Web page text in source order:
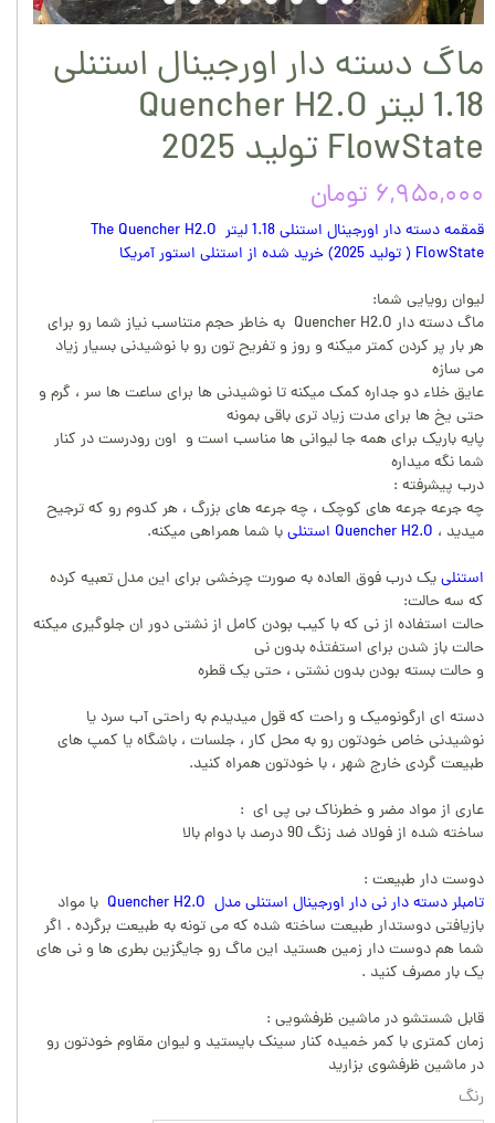
ماگ دسته دار اورجینال استنلی
1.18 لیتر Quencher H2.O
FlowState تولید 2025
۶,۹۵۰,۰۰۰ تومان
قمقمه دسته دار اورجینال استنلی 1.18 لیتر The Quencher H2.O
FlowState ( تولید 2025) خرید شده از استنلی استور آمریکا
لیوان رویایی شما:
ماگ دسته دار Quencher H2.O به خاطر حجم متناسب نیاز شما رو برای
هر بار پر کردن کمتر میکنه و روز و تفریح تون رو با نوشیدنی بسیار زیاد
می سازه
عایق خلاء دو جداره کمک میکنه تا نوشیدنی ها برای ساعت ها سر ، گرم و
حتی یخ ها برای مدت زیاد تری باقی بمونه
پایه باریک برای همه جا لیوانی ها مناسب است و اون رودرست در کنار
شما نگه میداره
درب پیشرفته :
چه جرعه جرعه های کوچک ، چه جرعه های بزرگ ، هر کدوم رو که ترجیح
میدید ، Quencher H2.O استنلی
با شما همراهی میکنه.
استنلییک درب فوق العاده به صورت چرخشی برای این مدل تعبیه کرده
که سه حالت:
حالت استفاده از نی که با کیب بودن کامل از نشتی دور ان جلوگیری میکنه
حالت باز شدن برای استفتذه بدون نی
و حالت بسته بودن بدون نشتی ، حتی یک قطره
دسته ای ارگونومیک و راحت که قول میدیدم به راحتی آب سرد یا
نوشیدنی خاص خودتون رو به محل کار ، جلسات ، باشگاه یا کمپ های
طبیعت گردی خارج شهر ، با خودتون همراه کنید.
عاری از مواد مضر و خطرناک بی پی ای :
ساخته شده از فولاد ضد زنگ 90 درصد با دوام بالا
دوست دار طبیعت :
تامبلر دسته دار نی دار اورجینال استنلی مدل Quencher H2.O
با مواد
بازیافتی دوستدار طبیعت ساخته شده که می تونه به طبیعت برگرده . اگر
شما هم دوست دار زمین هستید این ماگ رو جایگزین بطری ها و نی های
یک بار مصرف کنید .
قابل شستشو در ماشین ظرفشویی :
زمان کمتری با کمر خمیده کنار سینک بایستید و لیوان مقاوم خودتون رو
در ماشین ظرفشوی بزارید
رنگ